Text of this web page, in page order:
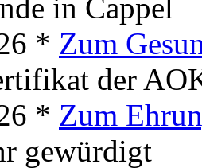
in Cappel
* Zum
der
* Zum
gewürdigt